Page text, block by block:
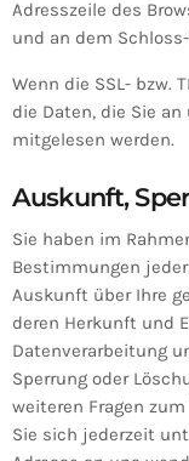
Adresszeile des
und an dem
Wenn die SSL- bzw.
die Daten, die Sie
mitgelesen werden.
Auskunft,
Sie haben im
Bestimmungen
Auskunft über Ihre
deren Herkunft und
Datenverarbeitung
Sperrung oder
weiteren Fragen
Sie sich jederzeit